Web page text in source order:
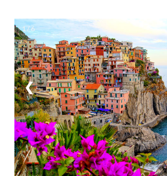
1 / 6
❮